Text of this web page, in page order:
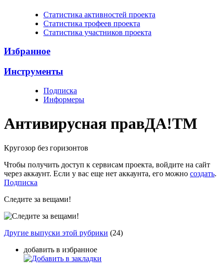
Cтатистика активностей проекта
Cтатистика трофеев проекта
Cтатистика участников проекта
Избранное
Инструменты
Подписка
Информеры
Антивирусная правДА!TM
Кругозор без горизонтов
Чтобы получить доступ к сервисам проекта, войдите на сайт
через аккаунт. Если у вас еще нет аккаунта, его можно создать.
Подписка
Следите за вещами!
Другие выпуски этой рубрики (24)
добавить в избранное